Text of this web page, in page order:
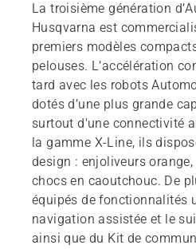
La troisième génération
Husqvarna est
premiers modèles
pelouses. L’accélération
tard avec les robots
dotés d’une plus grande
surtout d'une connectivité
la gamme X-Line, ils
design : enjoliveurs orange,
chocs en caoutchouc. De
équipés de fonctionnalités
navigation assistée et le
ainsi que du Kit de